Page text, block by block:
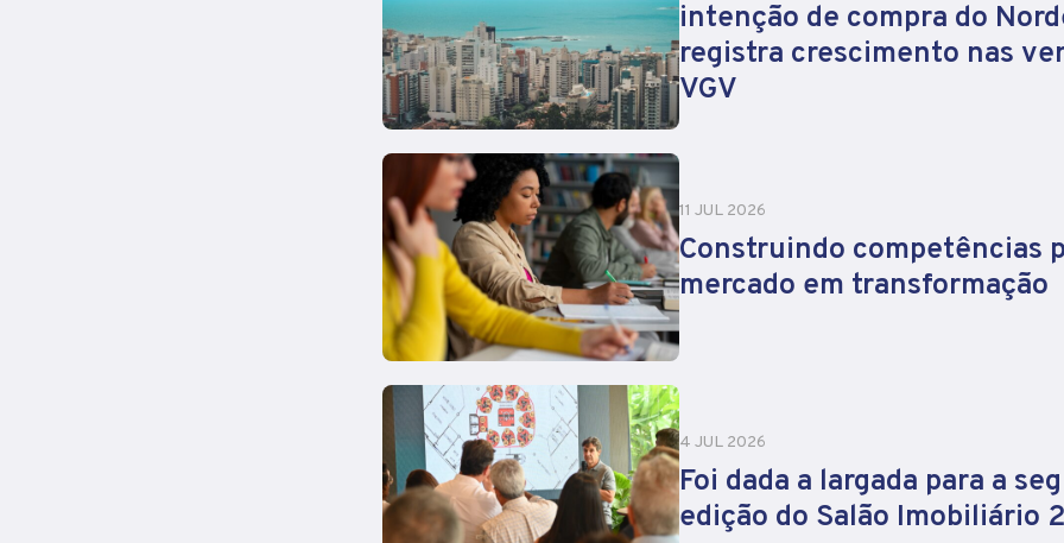
intenção de compra do
registra crescimento nas
VGV
11 JUL 2026
Construindo competências
mercado em transformação
4 JUL 2026
Foi dada a largada para a
edição do Salão Imobiliário